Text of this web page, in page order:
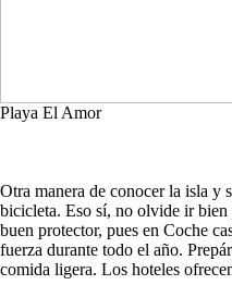
Playa El Amor
Otra manera de conocer la isla y
bicicleta. Eso sí, no olvide ir
buen protector, pues en Coche
fuerza durante todo el año.
comida ligera. Los hoteles